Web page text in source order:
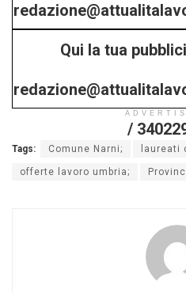
/
Qui la tua
/
Tags: Comune Narni; laureati
offerte lavoro umbria;